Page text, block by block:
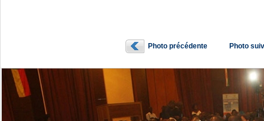
Photo précédente Photo